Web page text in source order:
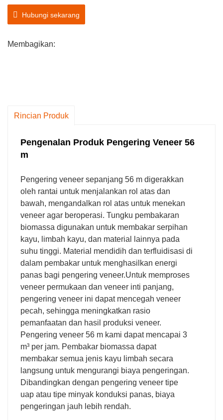
pengguna, bukan hanya pengering veneer itu
sendiri, untuk memastikan kapasitas
dan biaya bahan bakar yang lebih rendah.
Hubungi sekarang
Membagikan:
Rincian Produk
Pengenalan Produk Pengering Veneer 56
m
Pengering veneer sepanjang 56 m digerakkan
oleh rantai untuk menjalankan rol atas dan
bawah, mengandalkan rol atas untuk menekan
veneer agar beroperasi. Tungku pembakaran
biomassa digunakan untuk membakar serpihan
kayu, limbah kayu, dan material lainnya pada
suhu tinggi. Material mendidih dan terfluidisasi di
dalam pembakar untuk menghasilkan energi
panas bagi pengering veneer.Untuk memproses
veneer permukaan dan veneer inti panjang,
pengering veneer ini dapat mencegah veneer
pecah, sehingga meningkatkan rasio
pemanfaatan dan hasil produksi veneer.
Pengering veneer 56 m kami dapat mencapai 3
m³ per jam. Pembakar biomassa dapat
membakar semua jenis kayu limbah secara
langsung untuk mengurangi biaya pengeringan.
Dibandingkan dengan pengering veneer tipe
uap atau tipe minyak konduksi panas, biaya
pengeringan jauh lebih rendah.